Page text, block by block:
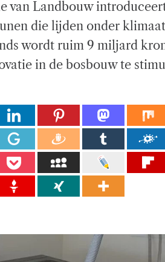
van Landbouw
die lijden onder
wordt ruim 9 miljard
in de bosbouw te